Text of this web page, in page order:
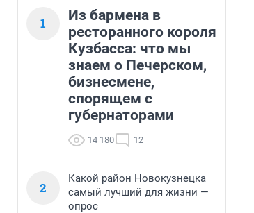
1
Из бармена в
ресторанного короля
Кузбасса: что мы
знаем о Печерском,
бизнесмене,
спорящем с
губернаторами
14 180 12
2
Какой район Новокузнецка
самый лучший для жизни —
опрос